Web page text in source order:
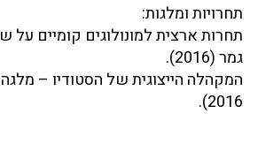
תחרויות ומלגות:
תחרות ארצית למונולוגים קומיים על
גמר (2016).
2016).